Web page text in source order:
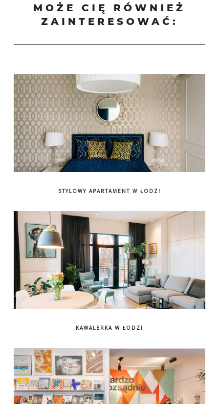
MOŻE CIĘ RÓWNIEŻ
ZAINTERESOWAĆ:
STYLOWY APARTAMENT W ŁODZI
KAWALERKA W ŁODZI